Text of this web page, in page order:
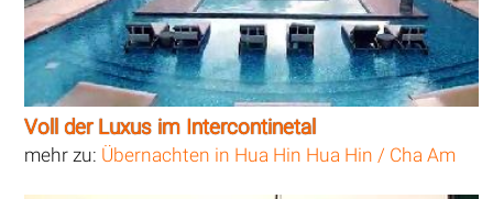
Voll der Luxus im Intercontinetal
mehr zu: Übernachten in Hua Hin Hua Hin / Cha Am